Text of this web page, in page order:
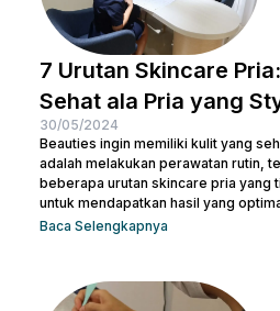
7 Urutan Skincare
Sehat ala Pria yang
30/05/2024
Beauties ingin memiliki kulit yang
adalah melakukan perawatan rutin,
beberapa urutan skincare pria yang
untuk mendapatkan hasil yang
wajah dengan facial wash,
kulitmu. Melakukan perawatan kulit
penting supaya kamu terhindar dari
Baca Selengkapnya